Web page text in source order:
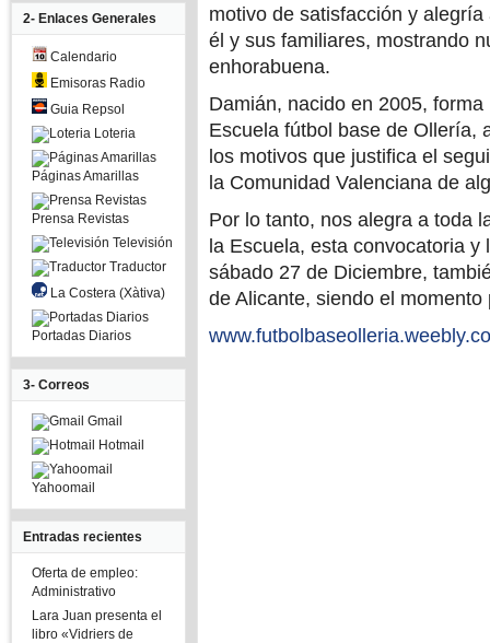
2- Enlaces Generales
Calendario
Emisoras Radio
Guia Repsol
Loteria
Páginas Amarillas
Prensa Revistas
Televisión
Traductor
La Costera (Xàtiva)
Portadas Diarios
3- Correos
Gmail
Hotmail
Yahoomail
Entradas recientes
Oferta de empleo:
Administrativo
Lara Juan presenta el
libro «Vidriers de
motivo de satisfacción y
él y sus familiares, mostrando
enhorabuena.
Damián, nacido en 2005,
Escuela fútbol base de Ollería,
los motivos que justifica el
la Comunidad Valenciana de
Por lo tanto, nos alegra a toda
la Escuela, esta convocatoria
sábado 27 de Diciembre,
de Alicante, siendo el